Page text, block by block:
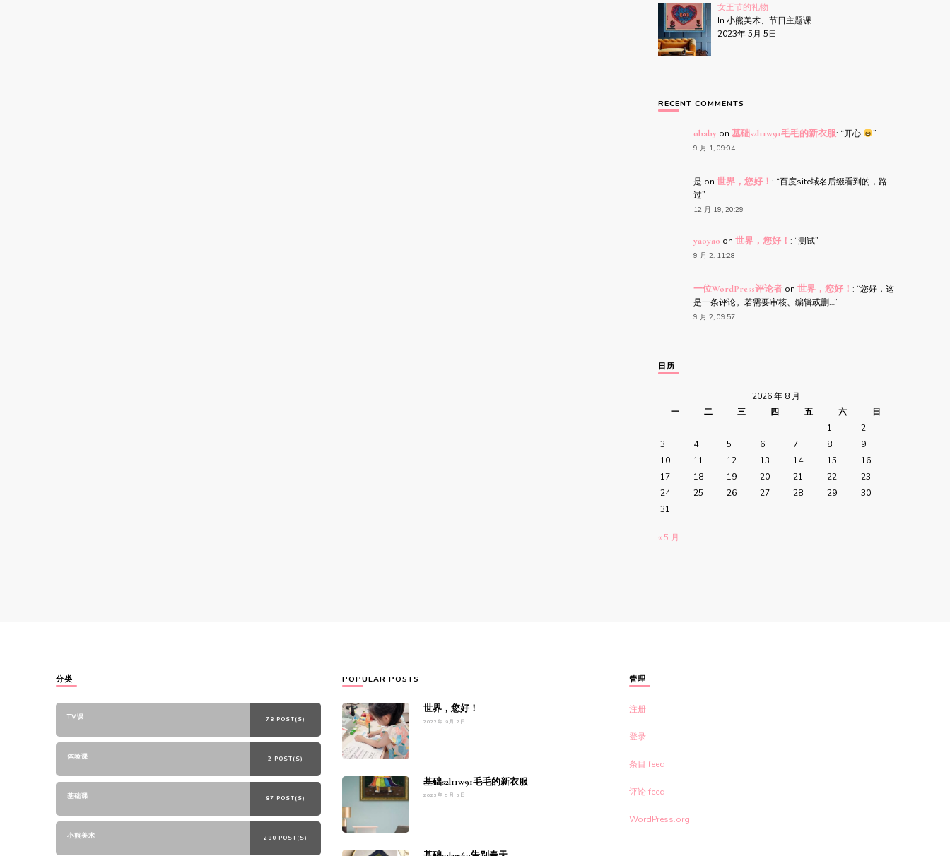
女王节的礼物
In 小熊美术、节日主题课
2023年 5月 5日
RECENT COMMENTS
obabyon 基础s2l11w91毛毛的新衣服: “开心 ”
9 月 1, 09:04
是 on 世界，您好！ : “百度site域名后缀看到的，路
过”
12 月 19, 20:29
yaoyao on 世界，您好！ : “测试”
9 月 2, 11:28
一位WordPress评论者on 世界，您好！ : “您好，这
是一条评论。若需要审核、编辑或删…”
9 月 2, 09:57
日历
2026 年 8 月
一
二 三 四 五 六
日
1
2
3
4 5 6 7 8
9
10
11 12 13 14 15
16
17
18 19 20 21 22
23
24
25 26 27 28 29
30
31
« 5 月
分类
TV课 78 POST(S)
体验课 2 POST(S)
基础课 87 POST(S)
小熊美术 280 POST(S)
POPULAR POSTS
世界，您好！
2022年 9月 2日
基础s2l11w91毛毛的新衣服
2023年 5月 5日
管理
注册
登录
条目 feed
评论 feed
WordPress.org